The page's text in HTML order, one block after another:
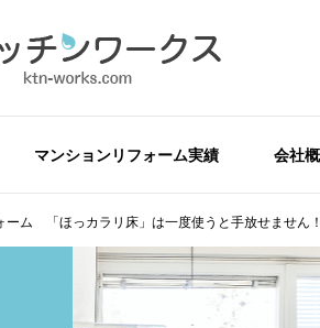
マンションリフォーム実績 会社
ム 「ほっカラリ床」は一度使うと手放せません